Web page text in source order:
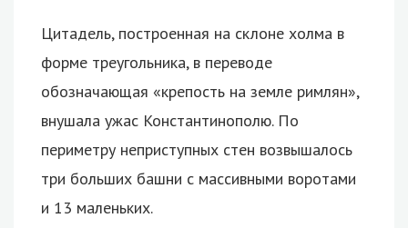
Цитадель, построенная на склоне холма в
форме треугольника, в переводе
обозначающая «крепость на земле римлян»,
внушала ужас Константинополю. По
периметру неприступных стен возвышалось
три больших башни с массивными воротами
и 13 маленьких.